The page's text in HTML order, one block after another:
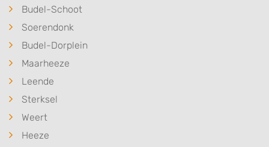
Budel-Schoot
Soerendonk
Budel-Dorplein
Maarheeze
Leende
Sterksel
Weert
Heeze